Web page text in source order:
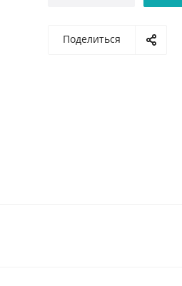
Поделиться